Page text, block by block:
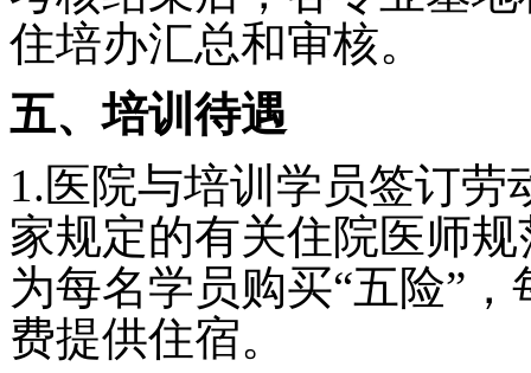
住培办汇总和审核。
五、培训待遇
1.医院与培训学员签订
家规定的有关住院医师
为每名学员购买“五险”
费提供住宿。